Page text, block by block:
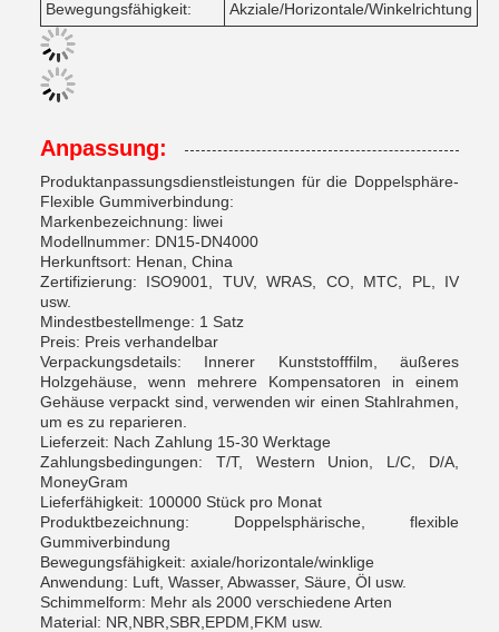
Bewegungsfähigkeit: Akziale/Horizontale/Winkelrichtung
Anpassung:
Produktanpassungsdienstleistungen für die Doppelsphäre-
Flexible Gummiverbindung:
Markenbezeichnung: liwei
Modellnummer: DN15-DN4000
Herkunftsort: Henan, China
Zertifizierung: ISO9001, TUV, WRAS, CO, MTC, PL, IV
usw.
Mindestbestellmenge: 1 Satz
Preis: Preis verhandelbar
Verpackungsdetails: Innerer Kunststofffilm, äußeres
Holzgehäuse, wenn mehrere Kompensatoren in einem
Gehäuse verpackt sind, verwenden wir einen Stahlrahmen,
um es zu reparieren.
Lieferzeit: Nach Zahlung 15-30 Werktage
Zahlungsbedingungen: T/T, Western Union, L/C, D/A,
MoneyGram
Lieferfähigkeit: 100000 Stück pro Monat
Produktbezeichnung: Doppelsphärische, flexible
Gummiverbindung
Bewegungsfähigkeit: axiale/horizontale/winklige
Anwendung: Luft, Wasser, Abwasser, Säure, Öl usw.
Schimmelform: Mehr als 2000 verschiedene Arten
Material: NR,NBR,SBR,EPDM,FKM usw.